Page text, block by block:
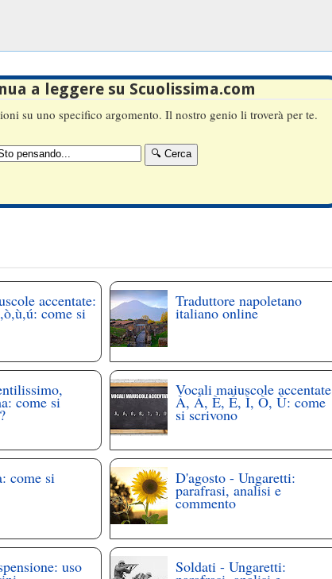
a leggere su Scuolissima.com
su uno specifico argomento. Il nostro genio li troverà per te.
accentate:
come si
Traduttore napoletano
italiano online
come si
Vocali maiuscole accentate
À, Á, È, É, Ì, Ò, Ù: come
si scrivono
come si D'agosto - Ungaretti:
parafrasi, analisi e
commento
uso Soldati - Ungaretti: